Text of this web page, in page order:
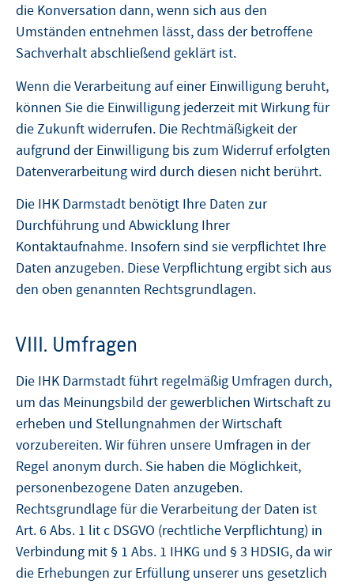
die Konversation dann, wenn sich aus den
Umständen entnehmen lässt, dass der betroffene
Sachverhalt abschließend geklärt ist.
Wenn die Verarbeitung auf einer Einwilligung beruht,
können Sie die Einwilligung jederzeit mit Wirkung für
die Zukunft widerrufen. Die Rechtmäßigkeit der
aufgrund der Einwilligung bis zum Widerruf erfolgten
Datenverarbeitung wird durch diesen nicht berührt.
Die IHK Darmstadt benötigt Ihre Daten zur
Durchführung und Abwicklung Ihrer
Kontaktaufnahme. Insofern sind sie verpflichtet Ihre
Daten anzugeben. Diese Verpflichtung ergibt sich aus
den oben genannten Rechtsgrundlagen.
VIII. Umfragen
Die IHK Darmstadt führt regelmäßig Umfragen durch,
um das Meinungsbild der gewerblichen Wirtschaft zu
erheben und Stellungnahmen der Wirtschaft
vorzubereiten. Wir führen unsere Umfragen in der
Regel anonym durch. Sie haben die Möglichkeit,
personenbezogene Daten anzugeben.
Rechtsgrundlage für die Verarbeitung der Daten ist
Art. 6 Abs. 1 lit c DSGVO (rechtliche Verpflichtung) in
Verbindung mit § 1 Abs. 1 IHKG und § 3 HDSIG, da wir
die Erhebungen zur Erfüllung unserer uns gesetzlich